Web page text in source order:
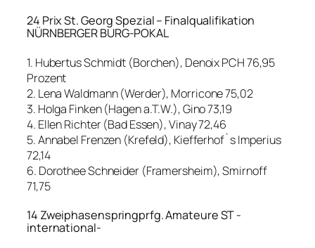
24 Prix St. Georg Spezial – Finalqualifikation
NÜRNBERGER BURG-POKAL
1. Hubertus Schmidt (Borchen), Denoix PCH 76,95
Prozent
2. Lena Waldmann (Werder), Morricone 75,02
3. Holga Finken (Hagen a.T.W.), Gino 73,19
4. Ellen Richter (Bad Essen), Vinay 72,46
5. Annabel Frenzen (Krefeld), Kiefferhof`s Imperius
72,14
6. Dorothee Schneider (Framersheim), Smirnoff
71,75
14 Zweiphasenspringprfg. Amateure ST -
international-